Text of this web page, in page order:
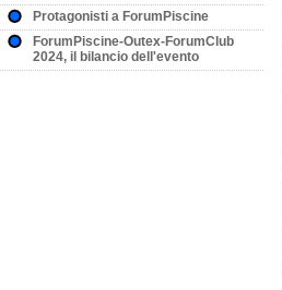
Protagonisti a ForumPiscine
ForumPiscine-Outex-ForumClub
2024, il bilancio dell'evento